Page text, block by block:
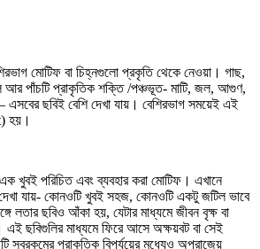
মোটিফ বা চিহ্নগুলো প্রকৃতি থেকে নেওয়া। গাছ,
আর পাঁচটি প্রাকৃতিক শক্তি /পঞ্চভূত- মাটি, জল, আগুণ,
ছবিই বেশি দেখা যায়। বেশিরভাগ সময়েই এই
হয়।
খুবই পরিচিত এবং ব্যবহার করা মোটিফ। এখানে
যায়- কোনওটি খুবই সহজ, কোনওটি একটু জটিল ভাবে
লতার ছবিও আঁকা হয়, যেটার মাধ্যমে জীবন বৃক্ষ বা
ছবিগুলির মাধ্যমে ফিরে আসে অক্ষয়বট বা সেই
সবরকমের প্রাকৃতিক বিপর্যয়ের মধ্যেও অপরাজেয়